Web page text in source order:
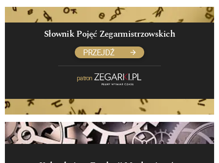
Słownik Pojęć Zegarmistrzowskich
PRZEJDŹ
patron